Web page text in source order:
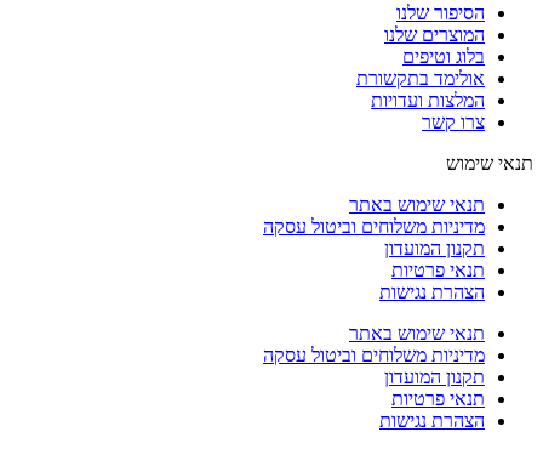
הסיפור שלנו
המוצרים שלנו
בלוג וטיפים
אולימד בתקשורת
המלצות ועדויות
צרו קשר
תנאי שימוש
תנאי שימוש באתר
מדיניות משלוחים וביטול עסקה
תקנון המועדון
תנאי פרטיות
הצהרת נגישות
תנאי שימוש באתר
מדיניות משלוחים וביטול עסקה
תקנון המועדון
תנאי פרטיות
הצהרת נגישות